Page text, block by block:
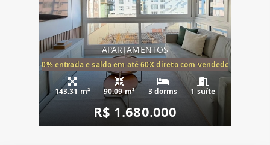
APARTAMENTOS
20% entrada e saldo em até 60X direto com vendedor
143.31 m² 90.09 m² 3 dorms 1 suíte
R$ 1.680.000